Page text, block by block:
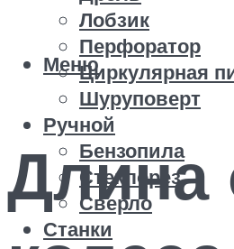
Лобзик
Перфоратор
Циркулярная
Шуруповерт
Ручной
Бензопила
Стеклорез
Сверло
Станки
Меню
Длина